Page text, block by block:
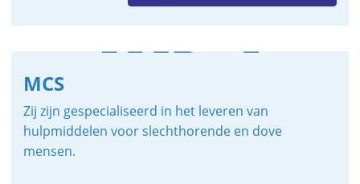
MCS
Zij zijn gespecialiseerd in het leveren van
hulpmiddelen voor slechthorende en dove
mensen.